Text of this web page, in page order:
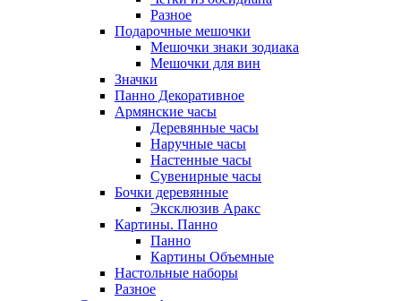
Разное
Подарочные мешочки
Мешочки знаки зодиака
Мешочки для вин
Значки
Панно Декоративное
Армянские часы
Деревянные часы
Наручные часы
Настенные часы
Сувенирные часы
Бочки деревянные
Эксклюзив Аракс
Картины. Панно
Панно
Картины Объемные
Настольные наборы
Разное